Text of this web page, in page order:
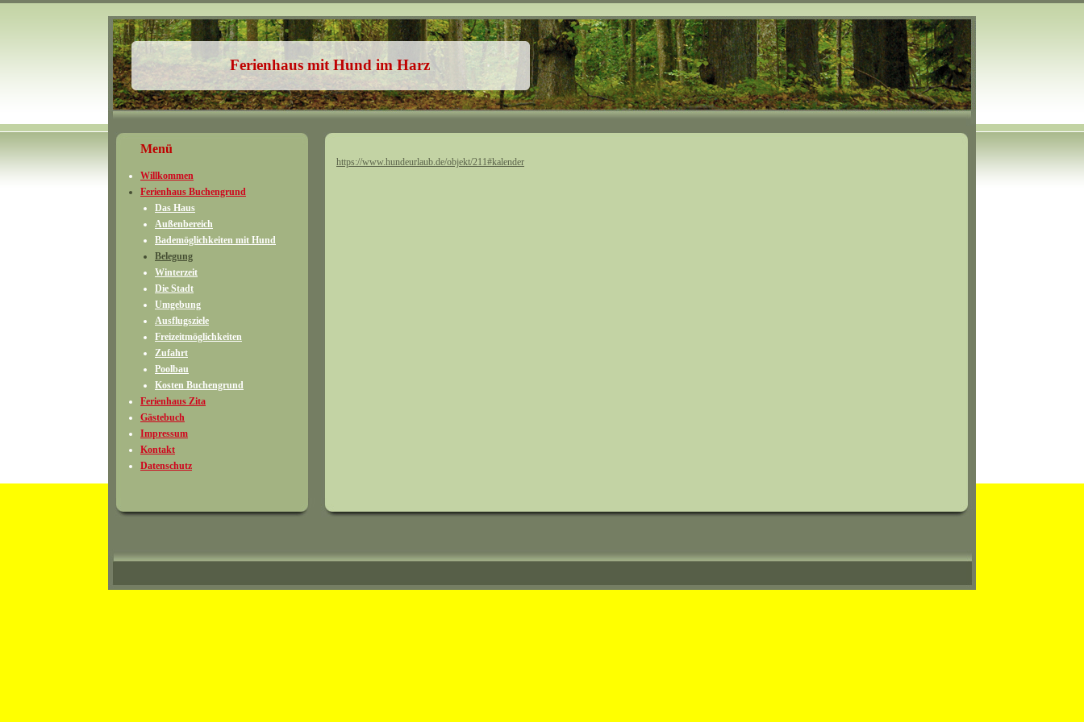
Ferienhaus mit Hund im Harz
Menü
Willkommen
Ferienhaus Buchengrund
Das Haus
Außenbereich
Bademöglichkeiten mit Hund
Belegung
Winterzeit
Die Stadt
Umgebung
Ausflugsziele
Freizeitmöglichkeiten
Zufahrt
Poolbau
Kosten Buchengrund
Ferienhaus Zita
Gästebuch
Impressum
Kontakt
Datenschutz
https://www.hundeurlaub.de/objekt/211#kalender